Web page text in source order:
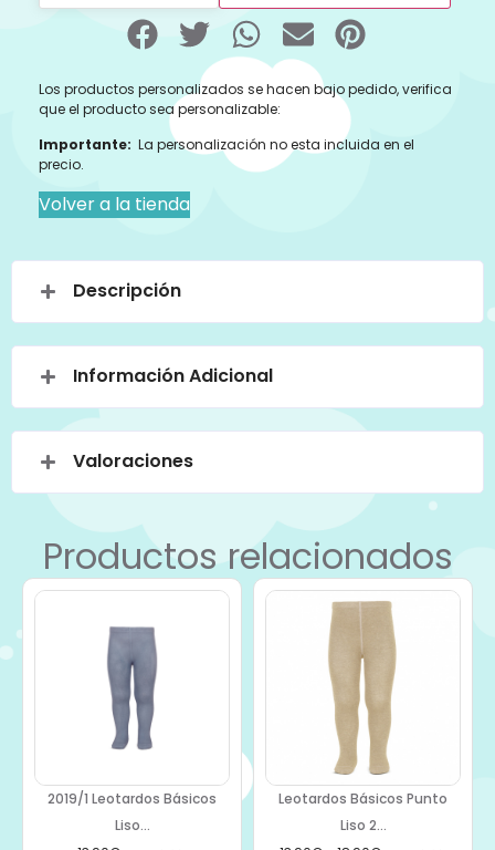
Los productos personalizados se hacen bajo pedido, verifica
que el producto sea personalizable:
Importante: La personalización no esta incluida en el
precio.
Volver a la tienda
Descripción
Información Adicional
Valoraciones
Productos relacionados
2019/1 Leotardos Básicos
Liso...
Leotardos Básicos Punto
Liso 2...